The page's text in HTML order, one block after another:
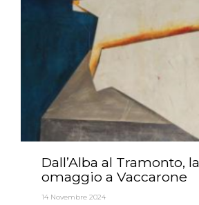
Dall’Alba al Tramonto,
omaggio a Vaccarone
14 Novembre 2024